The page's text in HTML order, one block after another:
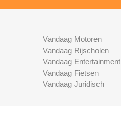
Vandaag Motoren
Vandaag Rijscholen
Vandaag Entertainment
Vandaag Fietsen
Vandaag Juridisch